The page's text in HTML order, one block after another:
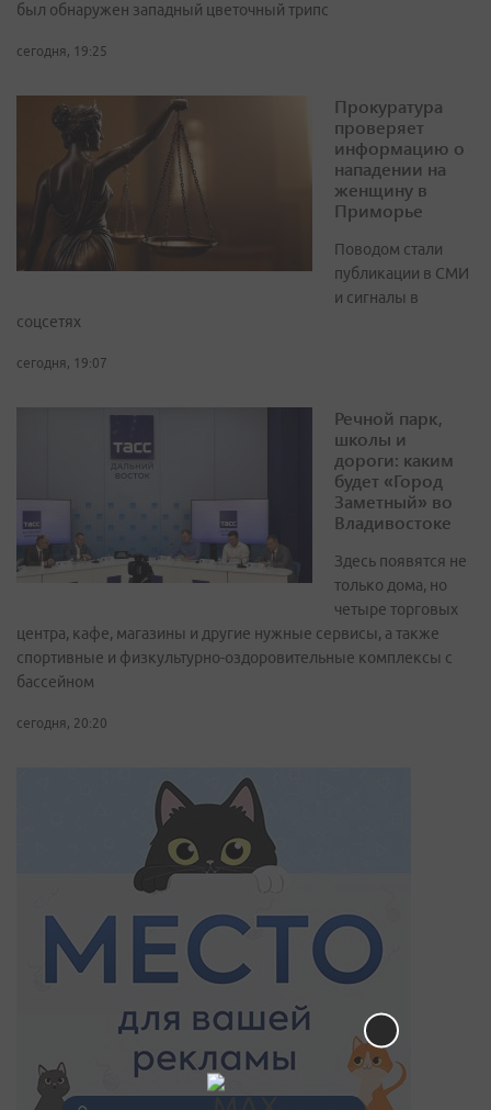
был обнаружен западный цветочный трипс
сегодня, 19:25
Прокуратура
проверяет
информацию о
нападении на
женщину в
Приморье
Поводом стали
публикации в СМИ
и сигналы в
соцсетях
сегодня, 19:07
Речной парк,
школы и
дороги: каким
будет «Город
Заметный» во
Владивостоке
Здесь появятся не
только дома, но
четыре торговых
центра, кафе, магазины и другие нужные сервисы, а также
спортивные и физкультурно-оздоровительные комплексы с
бассейном
сегодня, 20:20